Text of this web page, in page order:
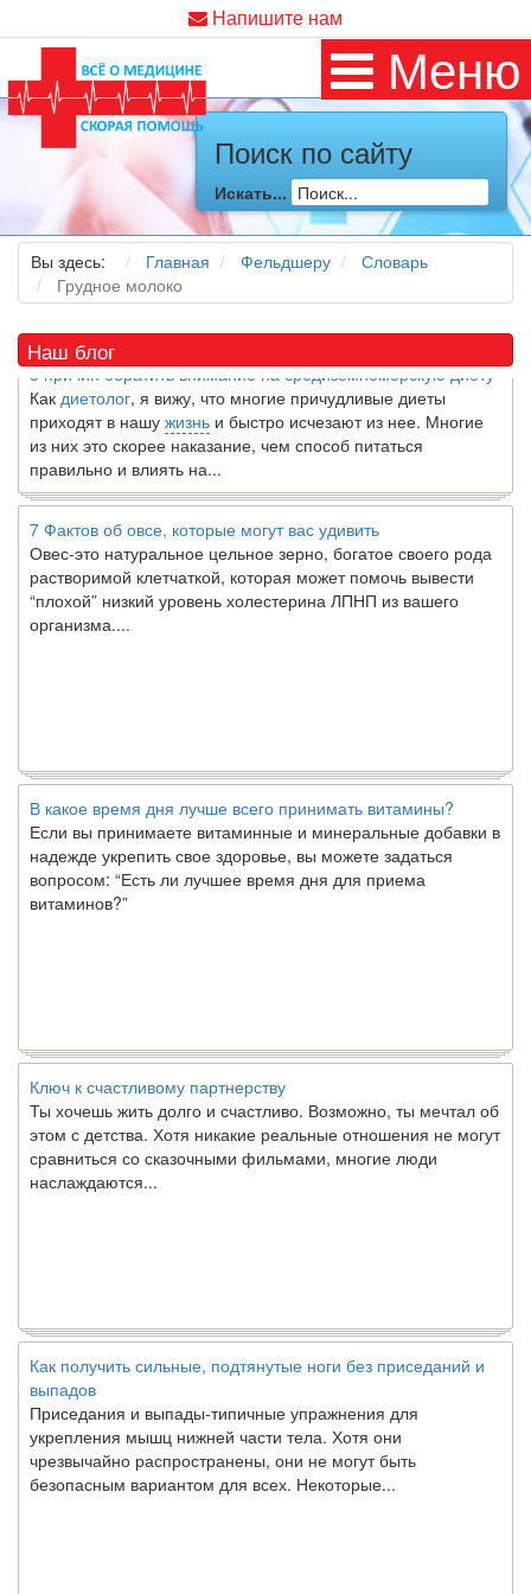
Напишите нам
Меню
Поиск по сайту
Искать...
Вы здесь: Главная Фельдшеру
Словарь
Грудное молоко
Наш блог
Как я заболел во время локдауна?
Это странная ситуация: вы соблюдали все меры
предосторожности COVID-19 (вы почти все время дома),
но, тем не менее, вы каким-то образом простудились. Вы
можете задаться...
5 причин обратить внимание на средиземноморскую диету
Какдиетолог, я вижу, что многие причудливые диеты
приходят в нашужизньи быстро исчезают из нее. Многие
из них это скорее наказание, чем способ питаться
правильно и влиять на...
7 Фактов об овсе, которые могут вас удивить
Овес-это натуральное цельное зерно, богатое своего рода
растворимой клетчаткой, которая может помочь вывести
“плохой” низкий уровень холестерина ЛПНП из вашего
организма....
В какое время дня лучше всего принимать витамины?
Если вы принимаете витаминные и минеральные добавки в
надежде укрепить свое здоровье, вы можете задаться
вопросом: “Есть ли лучшее время дня для приема
витаминов?”
Ключ к счастливому партнерству
Ты хочешь жить долго и счастливо. Возможно, ты мечтал об
этом с детства. Хотя никакие реальные отношения не могут
сравниться со сказочными фильмами, многие люди
наслаждаются...
Как получить сильные, подтянутые ноги без приседаний и
выпадов
Приседания и выпады-типичные упражнения для
укрепления мышц нижней части тела. Хотя они
чрезвычайно распространены, они не могут быть
безопасным вариантом для всех. Некоторые...